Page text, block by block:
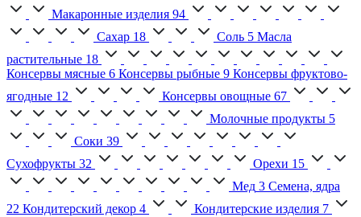
Макаронные изделия 94
Сахар 18 Соль 5 Масла
растительные 18
Консервы мясные 6 Консервы рыбные 9 Консервы фруктово-
ягодные 12 Консервы овощные 67
Молочные продукты 5
Соки 39
Сухофрукты 32 Орехи 15
Мед 3 Семена, ядра
22 Кондитерский декор 4 Кондитерские изделия 7